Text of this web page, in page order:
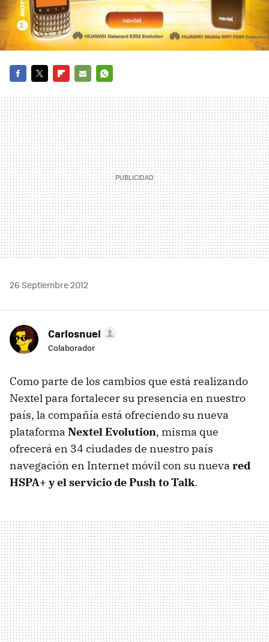
MAIL
26 Septiembre 2012
Carlosnuel
Colaborador
Como parte de los cambios que está realizando
Nextel para fortalecer su presencia en nuestro
país, la compañía está ofreciendo su nueva
plataforma Nextel Evolution, misma que
ofrecerá en 34 ciudades de nuestro país
navegación en Internet móvil con su nueva red
HSPA+ y el servicio de Push to Talk.